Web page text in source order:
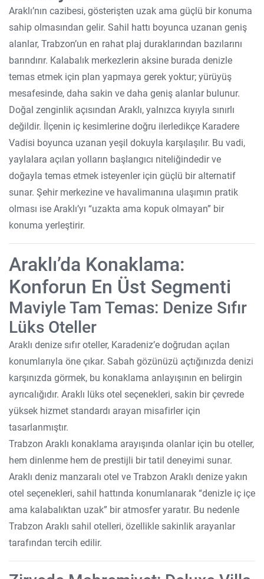
Araklı’nın cazibesi, gösterişten uzak ama güçlü bir konuma
sahip olmasından gelir. Sahil hattı boyunca uzanan geniş
alanlar, Trabzon’un en rahat plaj duraklarından bazılarını
barındırır. Kalabalık merkezlerin aksine burada denizle
temas etmek için plan yapmaya gerek yoktur; yürüyüş
mesafesinde, daha sakin ve daha geniş alanlar bulunur.
Doğal zenginlik açısından Araklı, yalnızca kıyıyla sınırlı
değildir. İlçenin iç kesimlerine doğru ilerledikçe Karadere
Vadisi boyunca uzanan yeşil dokuyla karşılaşılır. Bu vadi,
yaylalara açılan yolların başlangıcı niteliğindedir ve
doğayla temas etmek isteyenler için güçlü bir alternatif
sunar. Şehir merkezine ve havalimanına ulaşımın pratik
olması ise Araklı’yı “uzakta ama kopuk olmayan” bir
konuma yerleştirir.
Araklı’da Konaklama:
Konforun En Üst Segmenti
Maviyle Tam Temas: Denize Sıfır
Lüks Oteller
Araklı denize sıfır oteller, Karadeniz’e doğrudan açılan
konumlarıyla öne çıkar. Sabah gözünüzü açtığınızda denizi
karşınızda görmek, bu konaklama anlayışının en belirgin
ayrıcalığıdır. Araklı lüks otel seçenekleri, sakin bir çevrede
yüksek hizmet standardı arayan misafirler için
tasarlanmıştır.
Trabzon Araklı konaklama arayışında olanlar için bu oteller,
hem dinlenme hem de prestijli bir tatil deneyimi sunar.
Araklı deniz manzaralı otel ve Trabzon Araklı denize yakın
otel seçenekleri, sahil hattında konumlanarak “denizle iç içe
ama kalabalıktan uzak” bir atmosfer yaratır. Bu nedenle
Trabzon Araklı sahil otelleri, özellikle sakinlik arayanlar
tarafından tercih edilir.